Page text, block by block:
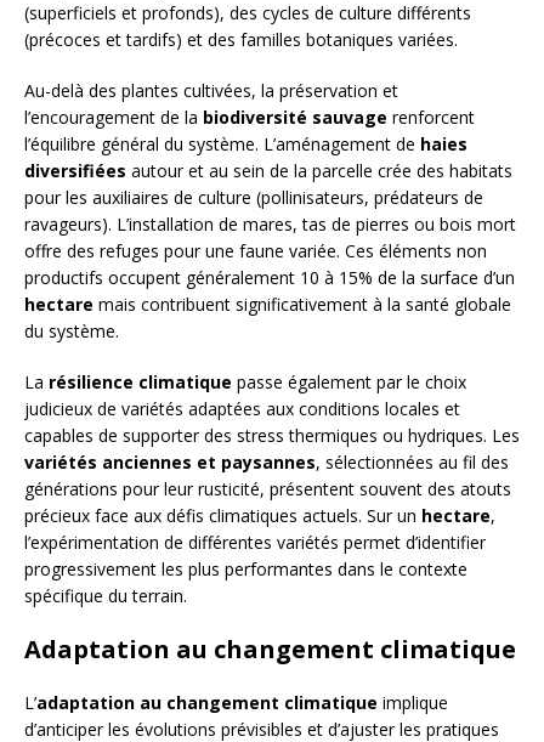
(superficiels et profonds), des cycles de culture différents
(précoces et tardifs) et des familles botaniques variées.
Au-delà des plantes cultivées, la préservation et
l’encouragement de la biodiversité sauvage renforcent
l’équilibre général du système. L’aménagement de haies
diversifiées autour et au sein de la parcelle crée des habitats
pour les auxiliaires de culture (pollinisateurs, prédateurs de
ravageurs). L’installation de mares, tas de pierres ou bois mort
offre des refuges pour une faune variée. Ces éléments non
productifs occupent généralement 10 à 15% de la surface d’un
hectare mais contribuent significativement à la santé globale
du système.
La résilience climatique passe également par le choix
judicieux de variétés adaptées aux conditions locales et
capables de supporter des stress thermiques ou hydriques. Les
variétés anciennes et paysannes, sélectionnées au fil des
générations pour leur rusticité, présentent souvent des atouts
précieux face aux défis climatiques actuels. Sur un hectare,
l’expérimentation de différentes variétés permet d’identifier
progressivement les plus performantes dans le contexte
spécifique du terrain.
Adaptation au changement climatique
L’adaptation au changement climatique implique
d’anticiper les évolutions prévisibles et d’ajuster les pratiques